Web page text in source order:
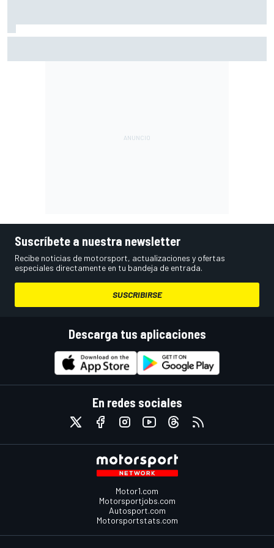
Suscríbete a nuestra newsletter
Recibe noticias de motorsport, actualizaciones y ofertas
especiales directamente en tu bandeja de entrada.
SUSCRIBIRSE
Descarga tus aplicaciones
En redes sociales
Motor1.com
Motorsportjobs.com
Autosport.com
Motorsportstats.com